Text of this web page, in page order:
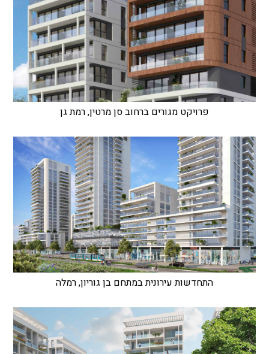
פרויקט מגורים ברחוב סן מרטין, רמת גן
התחדשות עירונית במתחם בן גוריון, רמלה